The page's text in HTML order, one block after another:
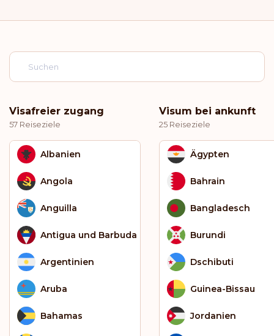
Visafreier zugang
57 Reiseziele
Albanien
Angola
Anguilla
Antigua und Barbuda
Argentinien
Aruba
Bahamas
Visum bei ankunft
25 Reiseziele
Ägypten
Bahrain
Bangladesch
Burundi
Dschibuti
Guinea-Bissau
Jordanien